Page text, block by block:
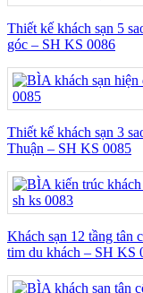
Thiết kế khách sạn 5
góc – SH KS 0086
Thiết kế khách sạn 3
Thuận – SH KS 0085
Khách sạn 12 tầng tân
tim du khách – SH KS